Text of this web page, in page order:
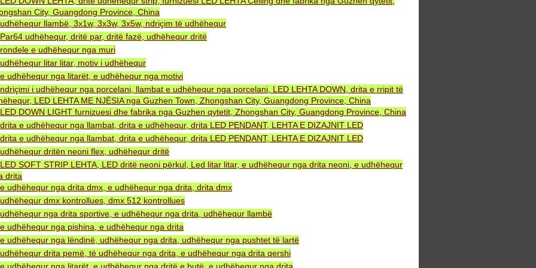
City, Guangdong Province, China
udhëhequr llambë, 3x1w, 3x3w, 3x5w, ndriçim të udhëhequr
Par64 udhëhequr, dritë par, dritë fazë, udhëhequr dritë
rondele e udhëhequr nga muri
udhëhequr litar litar, motiv i udhëhequr
e udhëhequr nga litarët, e udhëhequr nga motivi
ndriçimi i udhëhequr nga porcelani, llambat e udhëhequr nga porcelani, LED LEHTA DOWN, drita e rripit të
LED LEHTA ME NJËSIA nga Guzhen Town, Zhongshan City, Guangdong Province, China
LED DOWN LIGHT furnizuesi dhe fabrika nga Guzhen qytetit, Zhongshan City, Guangdong Province, China
drita e udhëhequr nga llambat, drita e udhëhequr, drita LED PENDANT, LEHTA E DIZAJNIT LED
drita e udhëhequr nga llambat, drita e udhëhequr, drita LED PENDANT, LEHTA E DIZAJNIT LED
udhëhequr dritën neoni flex, udhëhequr dritë
LED SOFT STRIP LEHTA, LED dritë neoni përkul, Led litar litar, e udhëhequr nga drita neoni, e udhëhequr
drita
e udhëhequr nga drita dmx, e udhëhequr nga drita, drita dmx
udhëhequr dmx kontrollues, dmx 512 kontrollues
udhëhequr nga drita sportive, e udhëhequr nga drita, udhëhequr llambë
e udhëhequr nga pishina, e udhëhequr nga drita
e udhëhequr nga lëndinë, udhëhequr nga drita, udhëhequr nga pushtet të lartë
udhëhequr drita pemë, të udhëhequr nga drita, e udhëhequr nga drita qershi